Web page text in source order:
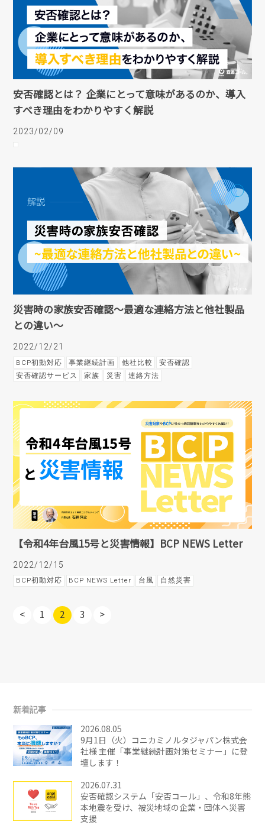
安否確認とは？ 企業にとって意味があるのか、導入
すべき理由をわかりやすく解説
2023/02/09
災害時の家族安否確認～最適な連絡方法と他社製品
との違い～
2022/12/21
BCP初動対応 事業継続計画 他社比較
安否確認
安否確認サービス
家族 災害 連絡方法
【令和4年台風15号と災害情報】BCP NEWS Letter
2022/12/15
BCP初動対応 BCP NEWS Letter 台風 自然災害
< 1 2 3 >
新着記事
2026.08.05
9月1日（火）コニカミノルタジャパン株式会
社様 主催「事業継続計画対策セミナー」に登
壇します！
2026.07.31
安否確認システム「安否コール」、令和8年熊
本地震を受け、被災地域の企業・団体へ災害
支援